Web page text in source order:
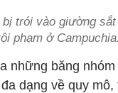
bị trói vào giường
phạm ở
những băng
dạng về quy